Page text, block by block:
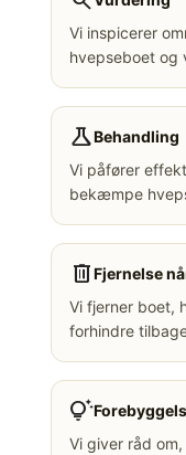
Vi inspicerer
hvepseboet og
scienceBehandling
Vi påfører
bekæmpe
deleteFjernelse
Vi fjerner boet,
forhindre
tips_and_updates
Vi giver råd